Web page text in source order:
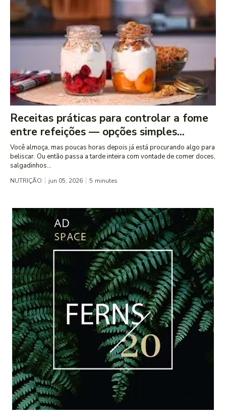
Receitas práticas para controlar a fome
entre refeições — opções simples...
Você almoça, mas poucas horas depois já está procurando algo para
beliscar. Ou então passa a tarde inteira com vontade de comer doces,
salgadinhos...
NUTRIÇÃO jun 05, 2026 5 minutes